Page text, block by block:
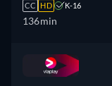
CC HD K-16
136min